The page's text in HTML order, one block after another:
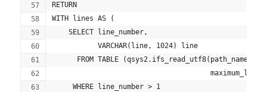
RETURN
WITH lines AS (
    SELECT line_number,
           VARCHAR(line, 1024) line
FROM TABLE (qsys2.ifs_read_utf8(path_name =>
     WHERE line_number > 1